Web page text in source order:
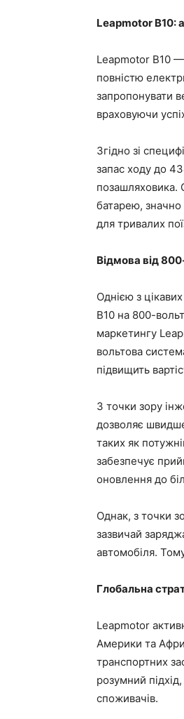
Leapmotor B10:
Leapmotor B10
повністю
запропонувати
враховуючи
Згідно зі
запас ходу до
позашляховика.
батарею, значно
для тривалих
Відмова від
Однією з
B10 на 800-
маркетингу
вольтова
підвищить
З точки зору
дозволяє
таких як
забезпечує
оновлення до
Однак, з точки
зазвичай
автомобіля.
Глобальна
Leapmotor
Америки та
транспортних
розумний
споживачів.